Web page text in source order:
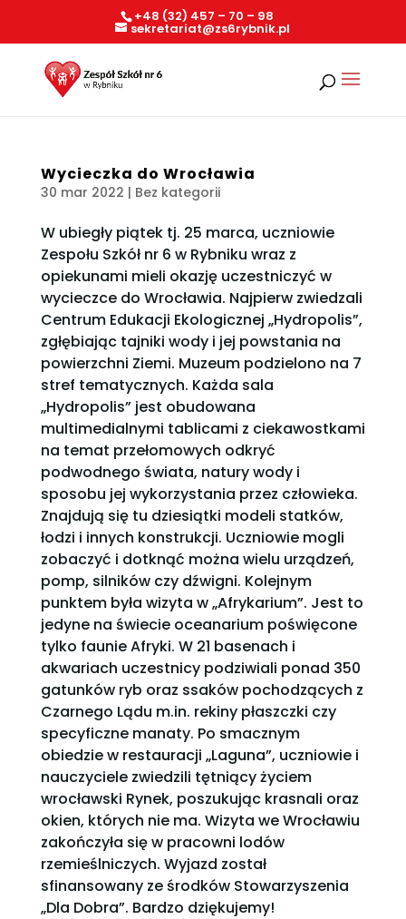
+48 (32) 457 – 70 – 98
sekretariat@zs6rybnik.pl
Wycieczka do Wrocławia
30 mar 2022 | Bez kategorii
W ubiegły piątek tj. 25 marca, uczniowie
Zespołu Szkół nr 6 w Rybniku wraz z
opiekunami mieli okazję uczestniczyć w
wycieczce do Wrocławia. Najpierw zwiedzali
Centrum Edukacji Ekologicznej „Hydropolis”,
zgłębiając tajniki wody i jej powstania na
powierzchni Ziemi. Muzeum podzielono na 7
stref tematycznych. Każda sala
„Hydropolis” jest obudowana
multimedialnymi tablicami z ciekawostkami
na temat przełomowych odkryć
podwodnego świata, natury wody i
sposobu jej wykorzystania przez człowieka.
Znajdują się tu dziesiątki modeli statków,
łodzi i innych konstrukcji. Uczniowie mogli
zobaczyć i dotknąć można wielu urządzeń,
pomp, silników czy dźwigni. Kolejnym
punktem była wizyta w „Afrykarium”. Jest to
jedyne na świecie oceanarium poświęcone
tylko faunie Afryki. W 21 basenach i
akwariach uczestnicy podziwiali ponad 350
gatunków ryb oraz ssaków pochodzących z
Czarnego Lądu m.in. rekiny płaszczki czy
specyficzne manaty. Po smacznym
obiedzie w restauracji „Laguna”, uczniowie i
nauczyciele zwiedzili tętniący życiem
wrocławski Rynek, poszukując krasnali oraz
okien, których nie ma. Wizyta we Wrocławiu
zakończyła się w pracowni lodów
rzemieślniczych. Wyjazd został
sfinansowany ze środków Stowarzyszenia
„Dla Dobra”. Bardzo dziękujemy!